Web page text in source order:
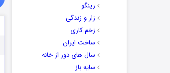
رینگو
زار و زندگی
زخم کاری
ساخت ایران
سال های دور از خانه
سایه باز